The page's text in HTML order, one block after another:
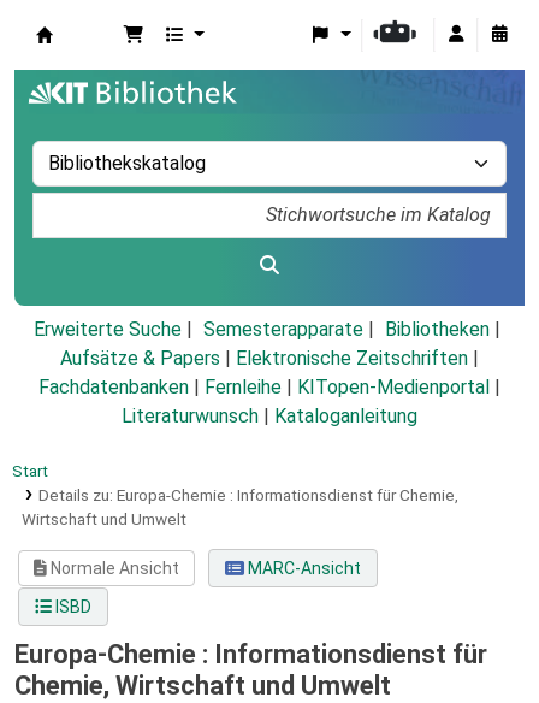
Erweiterte Suche Semesterapparate
Bibliotheken
Aufsätze & Papers
Elektronische Zeitschriften
Fachdatenbanken
Fernleihe KITopen-Medienportal
Literaturwunsch
Kataloganleitung
Start
Details zu: Europa-Chemie : Informationsdienst für Chemie,
Wirtschaft und Umwelt
Normale Ansicht
MARC-Ansicht
ISBD
Europa-Chemie : Informationsdienst für
Chemie, Wirtschaft und Umwelt